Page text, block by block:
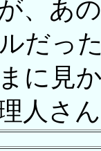
、あ
だっ
に見
人さ